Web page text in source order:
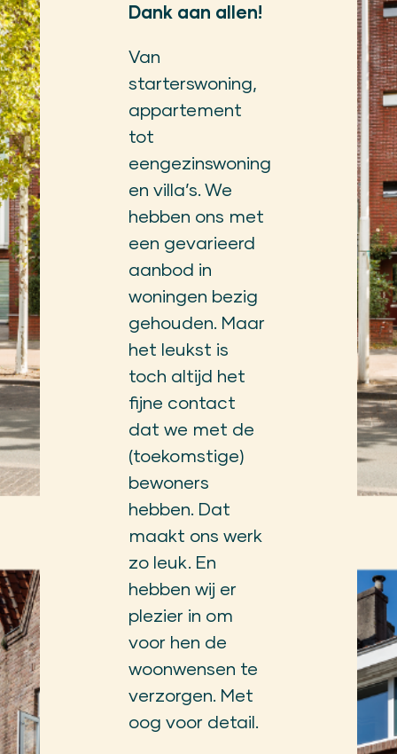
Dank aan allen!
Van
starterswoning,
appartement
tot
eengezinswoning
en villa’s. We
hebben ons met
een gevarieerd
aanbod in
woningen bezig
gehouden. Maar
het leukst is
toch altijd het
fijne contact
dat we met de
(toekomstige)
bewoners
hebben. Dat
maakt ons werk
zo leuk. En
hebben wij er
plezier in om
voor hen de
woonwensen te
verzorgen. Met
oog voor detail.